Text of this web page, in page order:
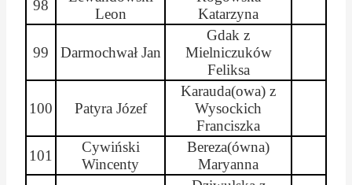
98
Leon
Katarzyna
99 DarmochwałJan
Gdak z
Mielniczuków
Feliksa
100 Patyra Józef
Karauda(owa) z
Wysockich
Franciszka
101
Cywiński
Wincenty
Bereza(ówna)
Maryanna